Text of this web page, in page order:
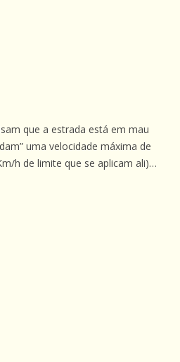
que a estrada está em mau
uma velocidade máxima de
h de limite que se aplicam ali)…